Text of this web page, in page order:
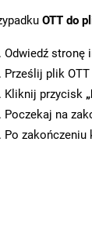
OTT do
Odwiedź stronę
Prześlij plik
Kliknij przycisk
Poczekaj na
Po zakończeniu